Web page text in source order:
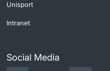
Unisport
Intranet
Social Media